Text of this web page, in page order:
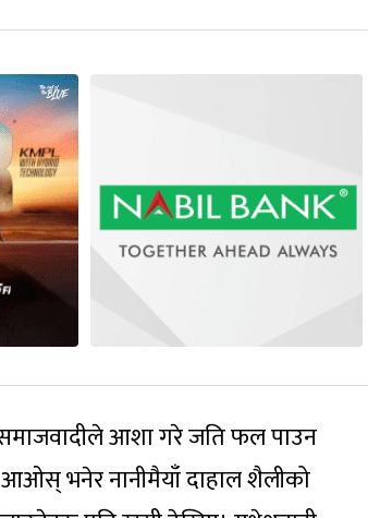
आशा गरे जति फल पाउन
आओस् भनेर नानीमैयाँ दाहाल शैलीको